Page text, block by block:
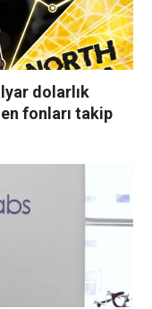
dolarlık
fonları takip